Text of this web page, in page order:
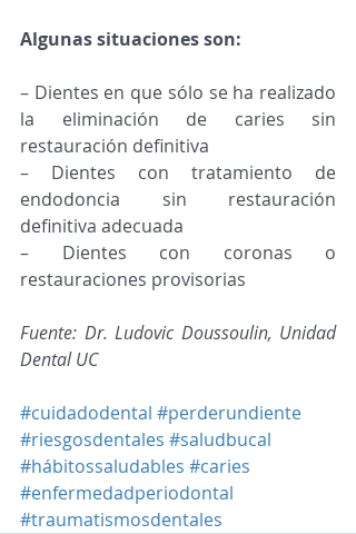
Algunas situaciones son:
– Dientes en que sólo se ha realizado
la eliminación de caries sin
restauración definitiva
– Dientes con tratamiento de
endodoncia sin restauración
definitiva adecuada
– Dientes con coronas o
restauraciones provisorias
Fuente: Dr. Ludovic Doussoulin, Unidad
Dental UC
#cuidadodental #perderundiente
#riesgosdentales #saludbucal
#hábitossaludables #caries
#enfermedadperiodontal
#traumatismosdentales